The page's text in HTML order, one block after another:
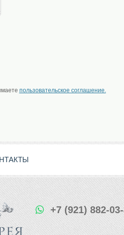
пользовательское соглашение.
+7 (921) 882-